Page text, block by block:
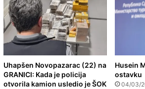
Uhapšen Novopazarac (22) na
GRANICI: Kada je policija
otvorila kamion usledio je ŠOK
Husein
ostavku
04/03/